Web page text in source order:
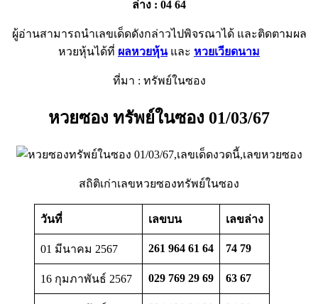
ล่าง : 04 64
ผู้อ่านสามารถนำเลขเด็ดดังกล่าวไปพิจรณาได้ และติดตามผล
หวยหุ้นได้ที่ ผลหวยหุ้นและ หวยเวียดนาม
ที่มา : ทรัพย์ในซอง
หวยซอง ทรัพย์ในซอง 01/03/67
สถิติเก่าเลขหวยซองทรัพย์ในซอง
วันที่ เลขบน เลขล่าง
01 มีนาคม 2567 261 964 61 64 74 79
16 กุมภาพันธ์ 2567 029 769 29 69 63 67